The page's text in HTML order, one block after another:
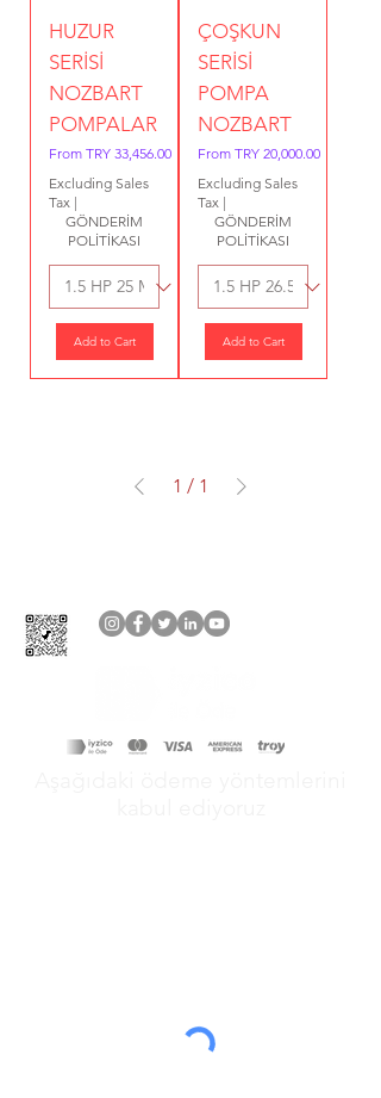
HUZUR
SERİSİ
NOZBART
POMPALAR
From TRY 33,456.00
Sale Price
Excluding Sales
Tax |
GÖNDERİM
POLİTİKASI
Add to Cart
ÇOŞKUN
SERİSİ
POMPA
NOZBART
From TRY 20,000.00
Sale Price
Excluding Sales
Tax |
GÖNDERİM
POLİTİKASI
Add to Cart
1 / 1